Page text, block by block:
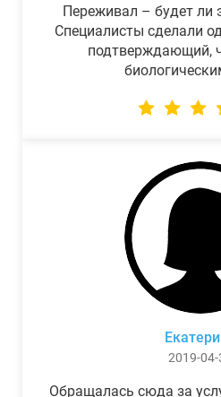
Переживал – будет ли
Специалисты сделали
подтверждающий,
2019-04-
Обращалась сюда за